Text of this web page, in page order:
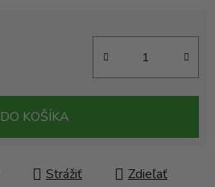
DO KOŠÍKA
Strážiť Zdieľať